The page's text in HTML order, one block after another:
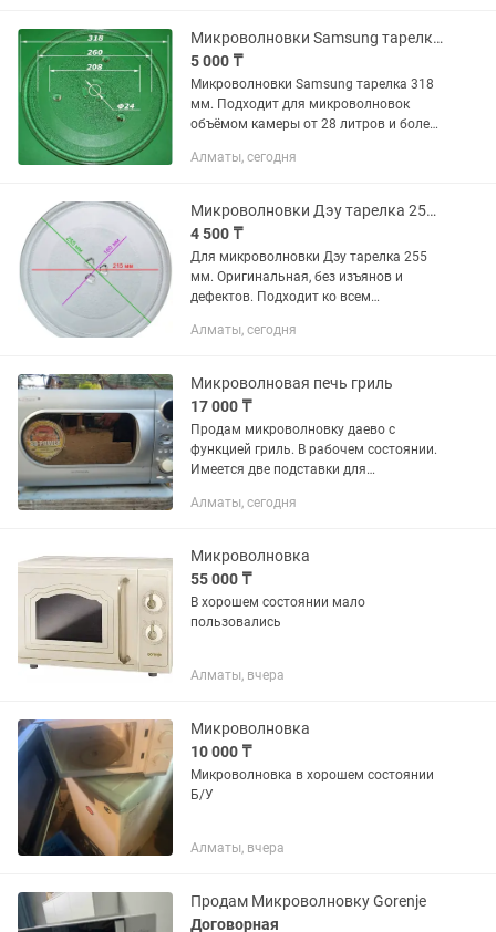
Микроволновки Samsung тарелка 318 мм
5 000 ₸
Микроволновки Samsung тарелка 318
мм. Подходит для микроволновок
объёмом камеры от 28 литров и более.
микроволновки Samsung не подходят.
Алматы, сегодня
Микроволновки Дэу тарелка 255 мм
4 500 ₸
Для микроволновки Дэу тарелка 255
мм. Оригинальная, без изъянов и
дефектов. Подходит ко всем
15 лет и объемом до 23 литров. В
без...
Алматы, сегодня
Микроволновая печь гриль
17 000 ₸
Продам микроволновку даево с
функцией гриль. В рабочем состоянии.
Имеется две подставки для
Алматы, сегодня
Микроволновка
55 000 ₸
В хорошем состоянии мало
пользовались
Алматы, вчера
Микроволновка
10 000 ₸
Микроволновка в хорошем состоянии
Б/У
Алматы, вчера
Продам Микроволновку Gorenje
Договорная